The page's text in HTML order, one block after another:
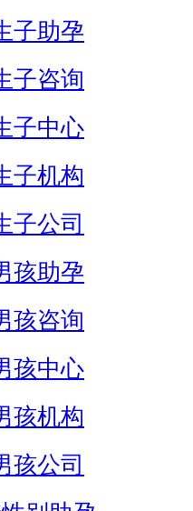
子助孕
子咨询
子中心
子机构
子公司
孩助孕
孩咨询
孩中心
孩机构
孩公司